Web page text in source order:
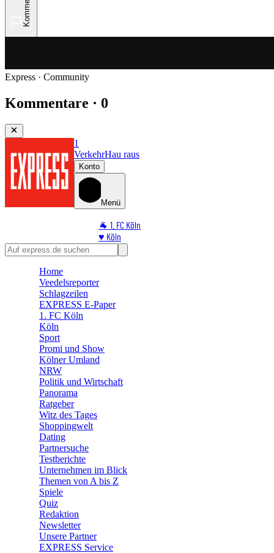
Express · Community
Kommentare · 0
1
VerkehrHau raus
Konto
Menü
🐐 1. FC Köln
♥️ Köln
⭐ Promi
🛒 Shoppingwelt
Home
Veedelsreporter
Schlagzeilen
EXPRESS E-Paper
1. FC Köln
Köln
Sport
Promi und Show
Kölner Umland
NRW
Politik und Wirtschaft
Panorama
Ratgeber
Witz des Tages
Shoppingwelt
Dating
Partnersuche
Testberichte
Unternehmen im Blick
Themen von A bis Z
Spiele
Quiz
Redaktion
Newsletter
Unsere Partner
EXPRESS Service